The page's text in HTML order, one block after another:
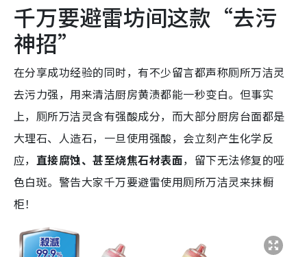
千万要避雷坊间这款“去污
神招”
在分享成功经验的同时，有不少留言都声称厕所万洁灵
去污力强，用来清洁厨房黄渍都能一秒变白。但事实
上，厕所万洁灵含有强酸成分，而大部分厨房台面都是
大理石、人造石，一旦使用强酸，会立刻产生化学反
应， 直接腐蚀、甚至烧焦石材表面，留下无法修复的哑
色白斑。警告大家千万要避雷使用厕所万洁灵来抹橱
柜！